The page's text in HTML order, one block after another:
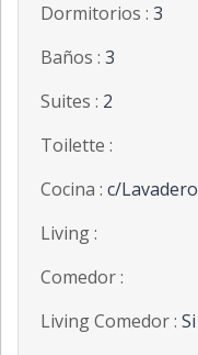
Dormitorios : 3
Baños : 3
Suites : 2
Toilette :
Cocina : c/Lavadero
Living :
Comedor :
Living Comedor : Si